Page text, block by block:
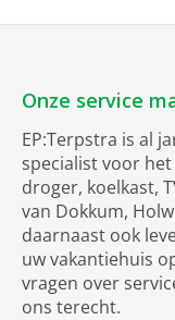
Onze service
EP:Terpstra is al
specialist voor
droger, koelkast,
van Dokkum,
daarnaast ook
uw vakantiehuis
vragen over
ons terecht.